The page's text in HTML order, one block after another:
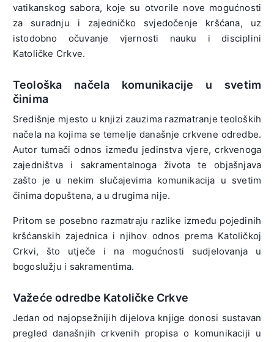
vatikanskog sabora, koje su otvorile nove mogućnosti
za suradnju i zajedničko svjedočenje kršćana, uz
istodobno očuvanje vjernosti nauku i disciplini
Katoličke Crkve.
Teološka načela komunikacije u svetim
činima
Središnje mjesto u knjizi zauzima razmatranje teoloških
načela na kojima se temelje današnje crkvene odredbe.
Autor tumači odnos između jedinstva vjere, crkvenoga
zajedništva i sakramentalnoga života te objašnjava
zašto je u nekim slučajevima komunikacija u svetim
činima dopuštena, a u drugima nije.
Pritom se posebno razmatraju razlike između pojedinih
kršćanskih zajednica i njihov odnos prema Katoličkoj
Crkvi, što utječe i na mogućnosti sudjelovanja u
bogoslužju i sakramentima.
Važeće odredbe Katoličke Crkve
Jedan od najopsežnijih dijelova knjige donosi sustavan
pregled današnjih crkvenih propisa o komunikaciji u